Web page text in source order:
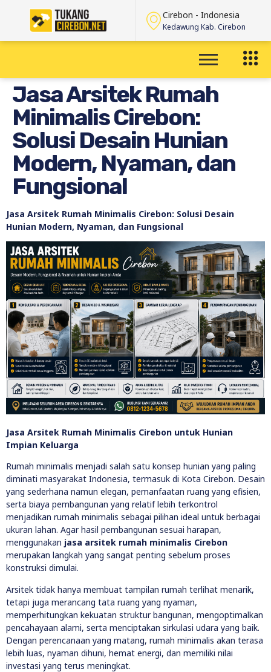
Cirebon - Indonesia
Kedawung Kab. Cirebon
Jasa Arsitek Rumah
Minimalis Cirebon:
Solusi Desain Hunian
Modern, Nyaman, dan
Fungsional
Jasa Arsitek Rumah Minimalis Cirebon: Solusi Desain
Hunian Modern, Nyaman, dan Fungsional
Jasa Arsitek Rumah Minimalis Cirebon untuk Hunian
Impian Keluarga
Rumah minimalis menjadi salah satu konsep hunian yang paling
diminati masyarakat Indonesia, termasuk di Kota Cirebon. Desain
yang sederhana namun elegan, pemanfaatan ruang yang efisien,
serta biaya pembangunan yang relatif lebih terkontrol
menjadikan rumah minimalis sebagai pilihan ideal untuk berbagai
ukuran lahan. Agar hasil pembangunan sesuai harapan,
menggunakan jasa arsitek rumah minimalis Cirebon
merupakan langkah yang sangat penting sebelum proses
konstruksi dimulai.
Arsitek tidak hanya membuat tampilan rumah terlihat menarik,
tetapi juga merancang tata ruang yang nyaman,
memperhitungkan kekuatan struktur bangunan, mengoptimalkan
pencahayaan alami, serta menciptakan sirkulasi udara yang baik.
Dengan perencanaan yang matang, rumah minimalis akan terasa
lebih luas, nyaman dihuni, hemat energi, dan memiliki nilai
investasi yang terus meningkat.